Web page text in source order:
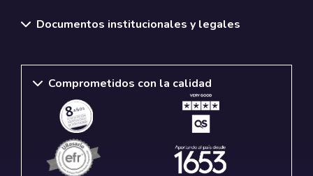
Documentos institucionales y legales
Comprometidos con la calidad